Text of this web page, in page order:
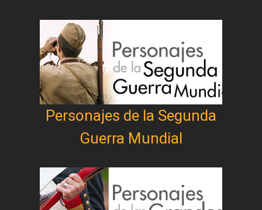
Personajes de la Segunda
Guerra Mundial